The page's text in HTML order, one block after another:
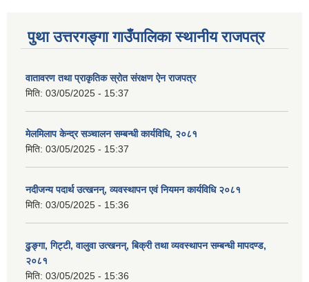
पुथा उत्तरगङ्गा गाउँपालिका स्थानीय राजपत्र
वातावरण तथा प्राकृतिक स्रोत संरक्षण ऐन राजपत्र
मिति: 03/05/2025 - 15:37
मेलमिलाप केन्द्र सञ्चालन सम्बन्धी कार्यविधि, २०८१
मिति: 03/05/2025 - 15:37
नदीजन्य पदार्थ उत्खनन्, व्यवस्थापन एवं नियमन कार्यविधि २०८१
मिति: 03/05/2025 - 15:36
ढुङ्गा, गिट्टी, वालुवा उत्खनन्, बिक्री तथा व्यवस्थापन सम्बन्धी मापदण्ड,
२०८१
मिति: 03/05/2025 - 15:36